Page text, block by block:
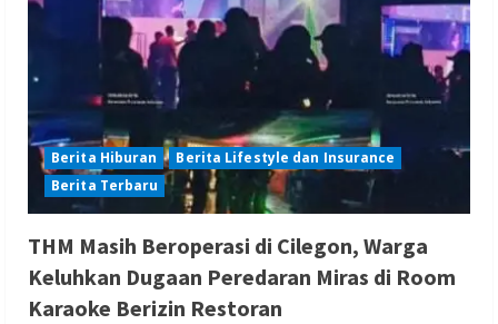
Berita Hiburan
Berita Lifestyle dan Insurance
Berita Terbaru
THM Masih Beroperasi di Cilegon, Warga
Keluhkan Dugaan Peredaran Miras di Room
Karaoke Berizin Restoran